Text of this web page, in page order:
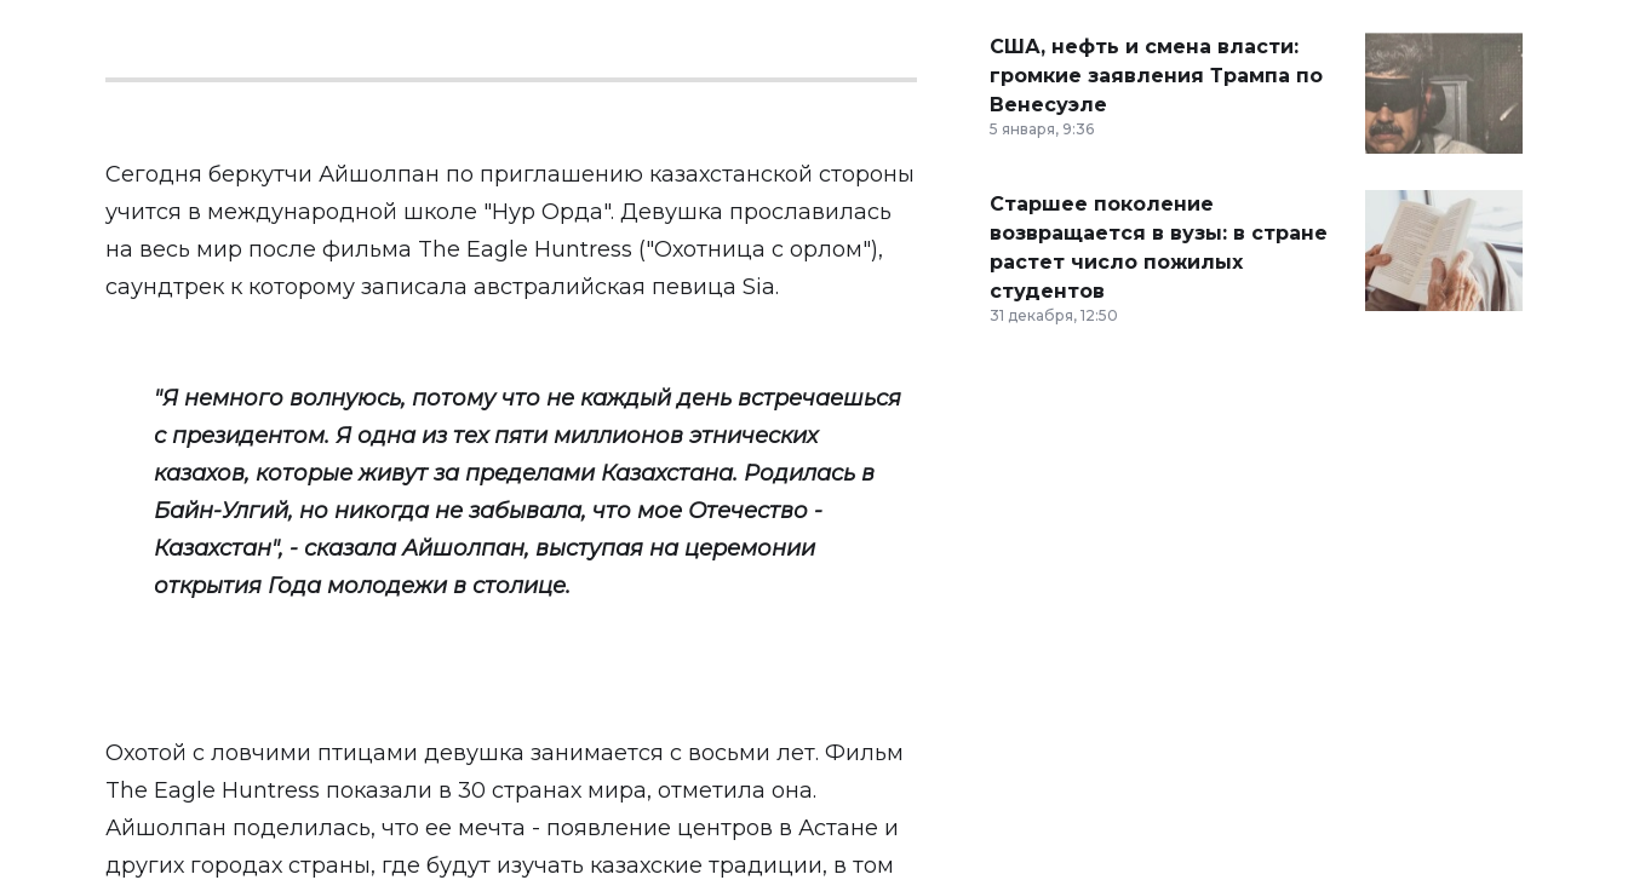
Сегодня беркутчи Айшолпан по приглашению казахстанской стороны
учится в международной школе "Нур Орда". Девушка прославилась
на весь мир после фильма The Eagle Huntress ("Охотница с орлом"),
саундтрек к которому записала австралийская певица Sia.
"Я немного волнуюсь, потому что не каждый день встречаешься
с президентом. Я одна из тех пяти миллионов этнических
казахов, которые живут за пределами Казахстана. Родилась в
Байн-Улгий, но никогда не забывала, что мое Отечество -
Казахстан", - сказала Айшолпан, выступая на церемонии
открытия Года молодежи в столице.
Охотой с ловчими птицами девушка занимается с восьми лет. Фильм
The Eagle Huntress показали в 30 странах мира, отметила она.
Айшолпан поделилась, что ее мечта - появление центров в Астане и
других городах страны, где будут изучать казахские традиции, в том
США, нефть и смена власти:
громкие заявления Трампа по
Венесуэле
5 января, 9:36
Старшее поколение
возвращается в вузы: в стране
растет число пожилых
студентов
31 декабря, 12:50